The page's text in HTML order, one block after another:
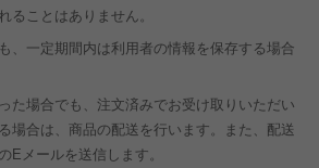
ることはありません。
、一定期間内は利用者の情報を保存する場合
た場合でも、注文済みでお受け取りいただい
場合は、商品の配送を行います。また、配送
Eメールを送信します。